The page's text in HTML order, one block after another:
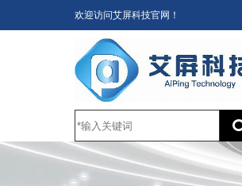
欢迎访问艾屏科技官网！